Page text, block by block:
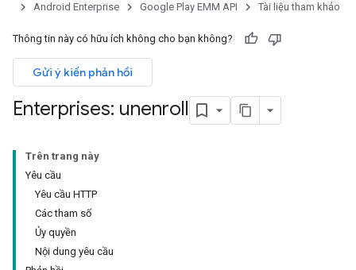
Android Enterprise
Google Play EMM API Tài liệu tham khảo
Thông tin này có hữu ích không cho bạn không?
Gửi ý kiến phản hồi
Enterprises: unenroll
Trên trang này
Yêu cầu
Yêu cầu HTTP
Các tham số
Ủy quyền
Nội dung yêu cầu